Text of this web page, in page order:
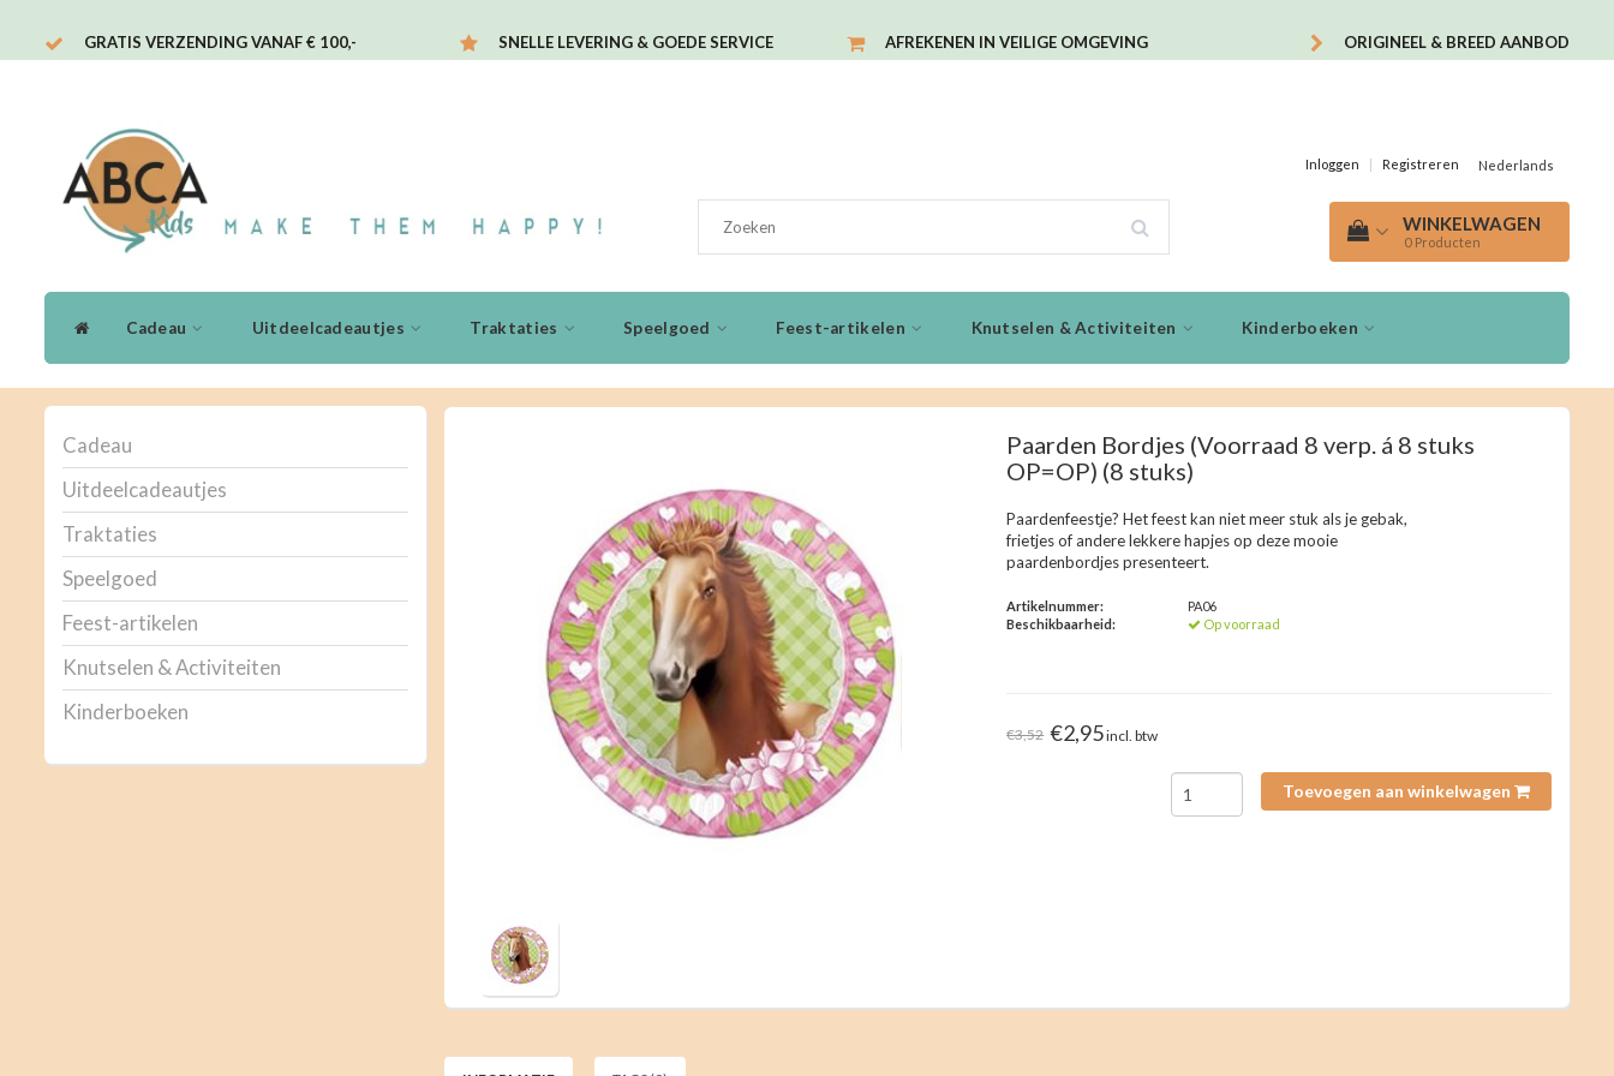
GRATIS VERZENDING VANAF € 100,- SNELLE LEVERING & GOEDE SERVICE AFREKENEN IN VEILIGE OMGEVING ORIGINEEL & BREED AANBOD
Inloggen | Registreren Nederlands
WINKELWAGEN
0 Producten
Cadeau Uitdeelcadeautjes Traktaties Speelgoed Feest-artikelen Knutselen & Activiteiten Kinderboeken
Cadeau
Uitdeelcadeautjes
Traktaties
Speelgoed
Feest-artikelen
Knutselen & Activiteiten
Kinderboeken
Paarden Bordjes (Voorraad 8 verp. á 8 stuks
OP=OP) (8 stuks)
Paardenfeestje? Het feest kan niet meer stuk als je gebak,
frietjes of andere lekkere hapjes op deze mooie
paardenbordjes presenteert.
Artikelnummer:
PA06
Beschikbaarheid:
Op voorraad
€3,52 €2,95incl. btw
Toevoegen aan winkelwagen